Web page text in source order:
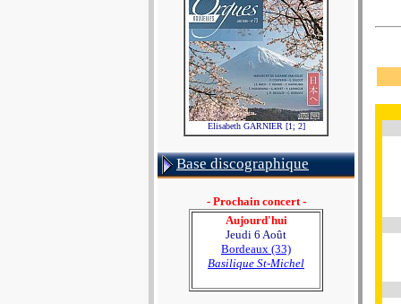
Elisabeth GARNIER [1; 2]
Base discographique
- Prochain concert -
Aujourd'hui
Jeudi 6 Août
Bordeaux (33)
Basilique St-Michel